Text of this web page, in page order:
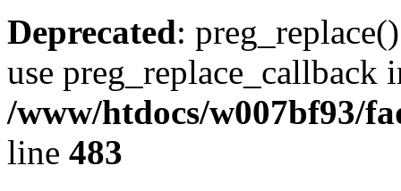
Deprecated:
use preg_replace_callback
/www/htdocs/w007bf93/
line 483